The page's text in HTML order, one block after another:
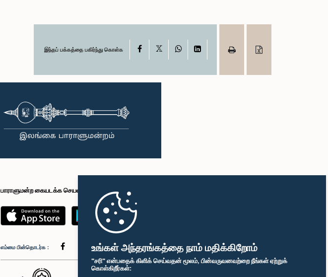
உங்கள் அந்தரங்கத்தை நாம் மதிக்கிறோம்
"சரி" என்பதைக் கிளிக் செய்வதன் மூலம், பின்வருவனவற்றை நீங்கள் ஏற்றுக்
கொள்கிறீர்கள்:
இந்தப் பக்கத்தை பகிர்ந்து கொள்க Facebook WhatsAppLinkedIn
பாராளுமன்ற கையடக்க செயலி
எம்மை பின்தொடர்க :